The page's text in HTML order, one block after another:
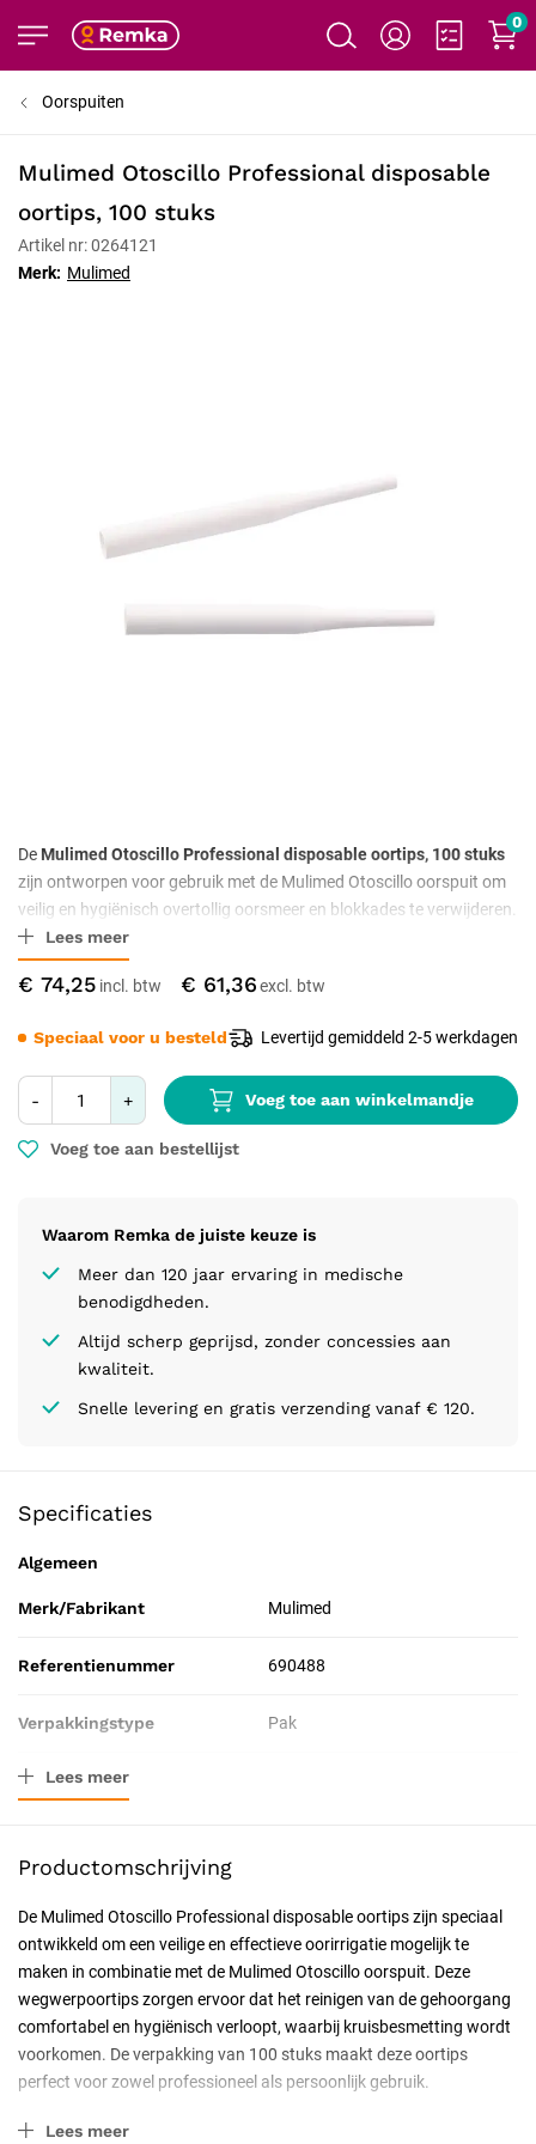
0
Oorspuiten
Mulimed Otoscillo Professional disposable
oortips, 100 stuks
Artikel nr: 0264121
Merk: Mulimed
€ 74,25 € 61,36
- + Voeg toe aan winkelmandje
Voeg toe aan bestellijst
Waarom Remka de juiste keuze is
Meer dan 120 jaar ervaring in medische
benodigdheden.
Altijd scherp geprijsd, zonder concessies aan
kwaliteit.
Snelle levering en gratis verzending vanaf € 120.
Speciaal voor u besteld Levertijd gemiddeld 2-5 werkdagen
De Mulimed Otoscillo Professional disposable oortips, 100 stuks
zijn ontworpen voor gebruik met de Mulimed Otoscillo oorspuit om
veilig en hygiënisch overtollig oorsmeer en blokkades te verwijderen.
Dankzij het ergonomische ontwerp en het eenmalige gebruik bieden
deze oortips maximale hygiëne en comfort.
Lees meer
Specificaties
Algemeen
Merk/Fabrikant Mulimed
Referentienummer 690488
Verpakkingstype Pak
Toepassing
Geschiktheid Voor eenmalig gebruik
Soort Medische wegwerpproducten
Lees meer
Productomschrijving
De Mulimed Otoscillo Professional disposable oortips zijn speciaal
ontwikkeld om een veilige en effectieve oorirrigatie mogelijk te
maken in combinatie met de Mulimed Otoscillo oorspuit. Deze
wegwerpoortips zorgen ervoor dat het reinigen van de gehoorgang
comfortabel en hygiënisch verloopt, waarbij kruisbesmetting wordt
voorkomen. De verpakking van 100 stuks maakt deze oortips
perfect voor zowel professioneel als persoonlijk gebruik.
Belangrijkste kenmerken
Lees meer